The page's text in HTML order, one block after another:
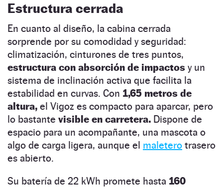
Estructura cerrada
En cuanto al diseño, la cabina cerrada
sorprende por su comodidad y seguridad:
climatización, cinturones de tres puntos,
estructura con absorción de impactos y un
sistema de inclinación activa que facilita la
estabilidad en curvas. Con 1,65 metros de
altura, el Vigoz es compacto para aparcar, pero
lo bastante visible en carretera. Dispone de
espacio para un acompañante, una mascota o
algo de carga ligera, aunque el maletero trasero
es abierto.
Su batería de 22 kWh promete hasta 160